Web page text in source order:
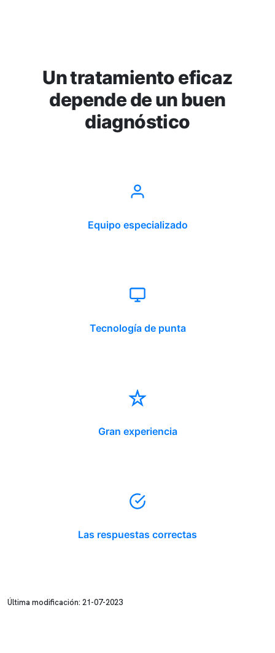
Un tratamiento eficaz
depende de un buen
diagnóstico
Equipo especializado
Tecnología de punta
Gran experiencia
Las respuestas correctas
Última modificación: 21-07-2023